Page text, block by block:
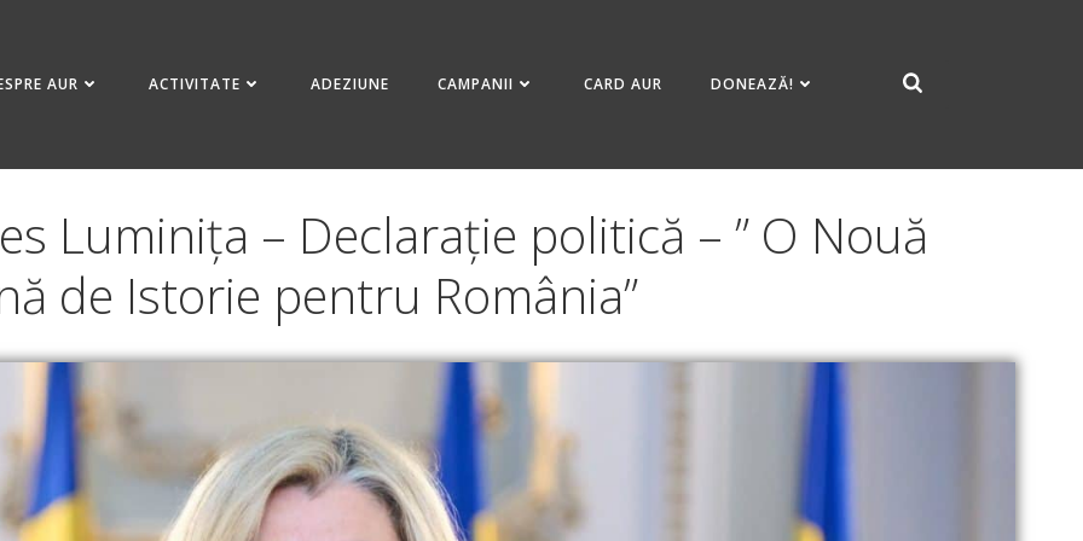
AUR ACTIVITATE ADEZIUNE CAMPANII CARD AUR DONEAZĂ!
Luminița – Declarație politică – ” O Nouă
de Istorie pentru România”